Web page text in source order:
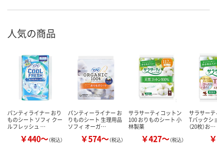
人気の商品
パンティライナー おり
ものシート ソフィ クー
ルフレッシュ …
￥440～（税込）
パンティーライナー お
りものシート 生理用品
ソフィ オーガ…
￥574～（税込）
サラサーティコットン
100 おりものシート 小
林製薬
￥427～（税込）
サラサー
Tバックシ
（20枚）お…